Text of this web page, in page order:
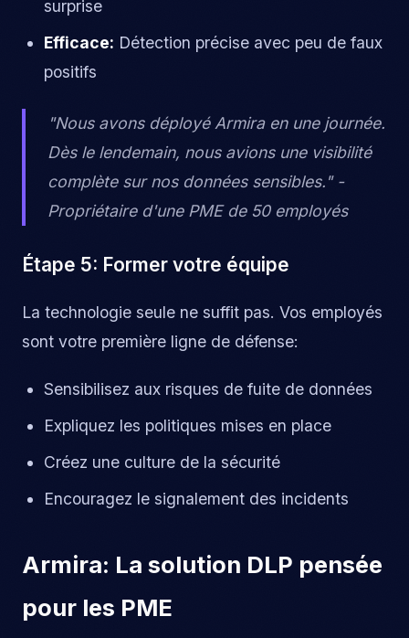
surprise
Efficace: Détection précise avec peu de faux
positifs
"Nous avons déployé Armira en une journée.
Dès le lendemain, nous avions une visibilité
complète sur nos données sensibles." -
Propriétaire d'une PME de 50 employés
Étape 5: Former votre équipe
La technologie seule ne suffit pas. Vos employés
sont votre première ligne de défense:
Sensibilisez aux risques de fuite de données
Expliquez les politiques mises en place
Créez une culture de la sécurité
Encouragez le signalement des incidents
Armira: La solution DLP pensée
pour les PME